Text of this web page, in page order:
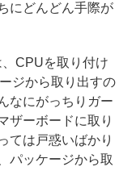
にどんどん手際が
CPUを取り付け
ジから取り出すの
なにがっちりガー
ザーボードに取り
ては戸惑いばかり
パッケージから取